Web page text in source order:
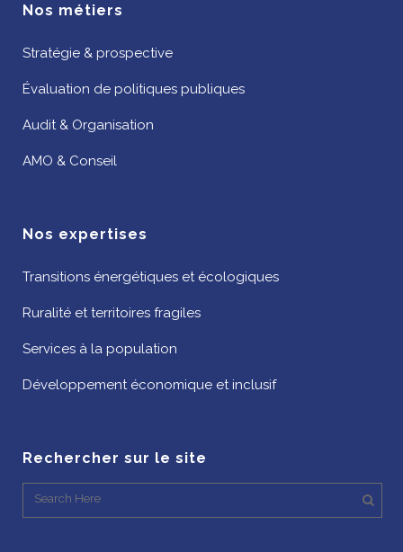
Nos métiers
Stratégie & prospective
Évaluation de politiques publiques
Audit & Organisation
AMO & Conseil
Nos expertises
Transitions énergétiques et écologiques
Ruralité et territoires fragiles
Services à la population
Développement économique et inclusif
Rechercher sur le site